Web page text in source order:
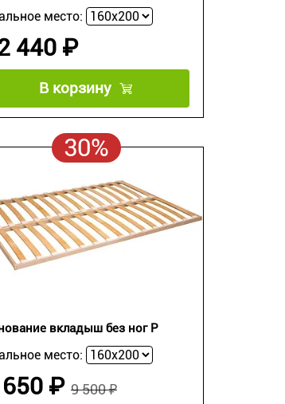
место:
440 ₽
В корзину
30%
вкладыш без ног P
место:
9 500 ₽
₽